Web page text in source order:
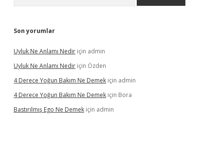
Son yorumlar
Uyluk Ne Anlamı Nedir için admin
Uyluk Ne Anlamı Nedir için Özden
4 Derece Yoğun Bakım Ne Demek için admin
4 Derece Yoğun Bakım Ne Demek için Bora
Bastırılmış Ego Ne Demek için admin